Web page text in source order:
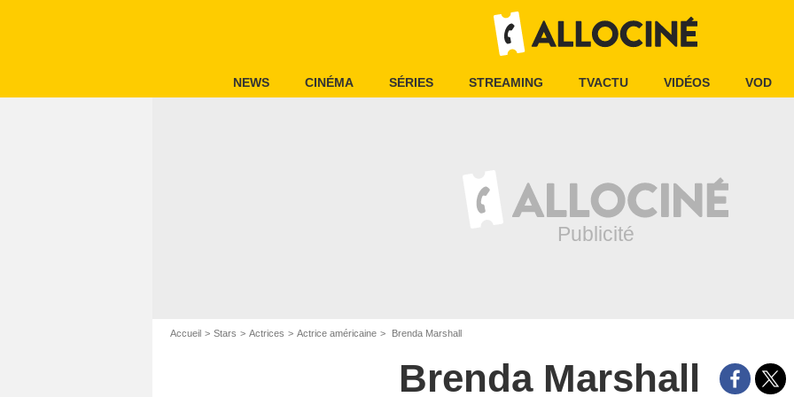
NEWS CINÉMA SÉRIES STREAMING TVACTU VIDÉOS VOD
Accueil Stars Actrices Actrice américaine Brenda Marshall
Brenda Marshall